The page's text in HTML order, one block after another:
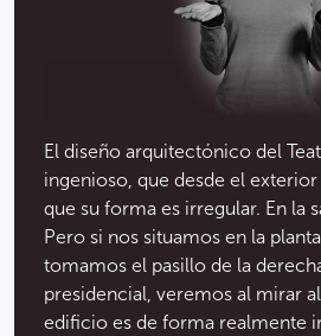
autor es Vojtěch Hynais.
comprar entradas para
Ópera Estatal, Teatro de los
ponerse en contacto con
Menos
El diseño arquitectónico del
ingenioso, que desde el
que su forma es irregular. En la
Pero si nos situamos en la
tomamos el pasillo de la
presidencial, veremos al mirar
edificio es de forma realmente